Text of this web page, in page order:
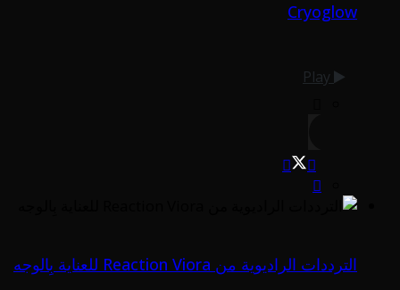
Cryoglow
الترددات الراديوية من Reaction Viora للعناية بِالوجه